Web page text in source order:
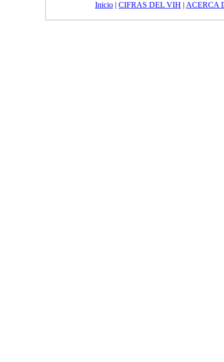
Inicio | CIFRAS DEL VIH | ACERCA